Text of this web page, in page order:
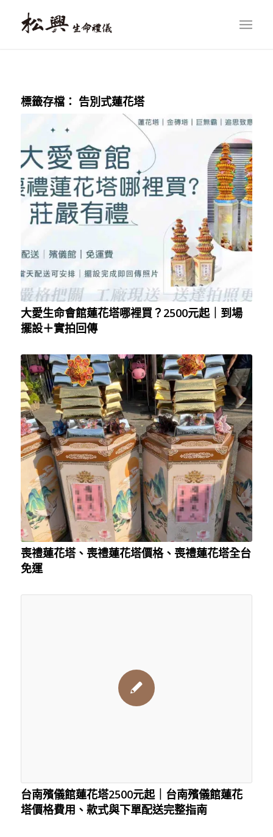
標籤存檔： 告別式蓮花塔
大愛生命會館蓮花塔哪裡買？2500元起｜到場
擺設＋實拍回傳
喪禮蓮花塔、喪禮蓮花塔價格、喪禮蓮花塔全台
免運
台南殯儀館蓮花塔2500元起｜台南殯儀館蓮花
塔價格費用、款式與下單配送完整指南